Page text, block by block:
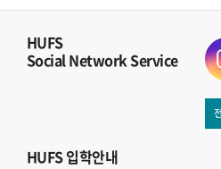
HUFS
Social Network Service
HUFS입학안내